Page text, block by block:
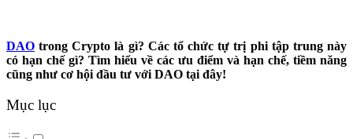
DAO trong Crypto là gì? Các tổ chức tự trị phi tập trung này
có hạn chế gì? Tìm hiểu về các ưu điểm và hạn chế, tiềm năng
cũng như cơ hội đầu tư với DAO tại đây!
Mục lục